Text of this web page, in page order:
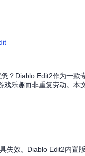
？Diablo Edit2作为一
乐趣而非重复劳动。
失效。Diablo Edit2内置